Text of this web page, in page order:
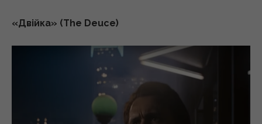
«Двійка» (The Deuce)